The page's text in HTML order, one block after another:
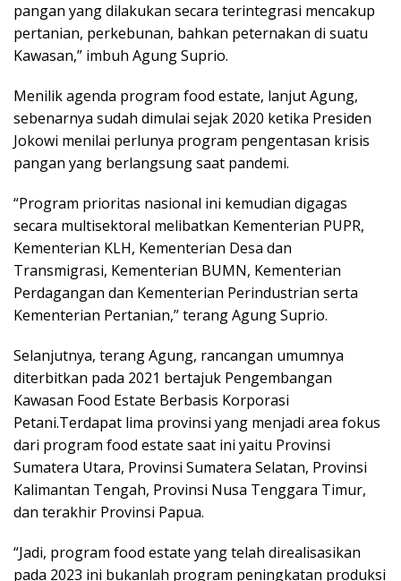
pangan yang dilakukan secara terintegrasi mencakup
pertanian, perkebunan, bahkan peternakan di suatu
Kawasan,” imbuh Agung Suprio.
Menilik agenda program food estate, lanjut Agung,
sebenarnya sudah dimulai sejak 2020 ketika Presiden
Jokowi menilai perlunya program pengentasan krisis
pangan yang berlangsung saat pandemi.
“Program prioritas nasional ini kemudian digagas
secara multisektoral melibatkan Kementerian PUPR,
Kementerian KLH, Kementerian Desa dan
Transmigrasi, Kementerian BUMN, Kementerian
Perdagangan dan Kementerian Perindustrian serta
Kementerian Pertanian,” terang Agung Suprio.
Selanjutnya, terang Agung, rancangan umumnya
diterbitkan pada 2021 bertajuk Pengembangan
Kawasan Food Estate Berbasis Korporasi
Petani.Terdapat lima provinsi yang menjadi area fokus
dari program food estate saat ini yaitu Provinsi
Sumatera Utara, Provinsi Sumatera Selatan, Provinsi
Kalimantan Tengah, Provinsi Nusa Tenggara Timur,
dan terakhir Provinsi Papua.
“Jadi, program food estate yang telah direalisasikan
pada 2023 ini bukanlah program peningkatan produksi